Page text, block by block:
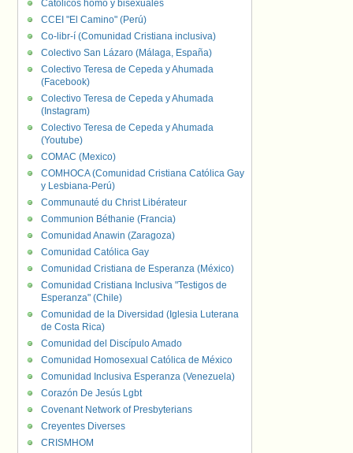
Católicos homo y bisexuales
CCEI "El Camino" (Perú)
Co-libr-í (Comunidad Cristiana inclusiva)
Colectivo San Lázaro (Málaga, España)
Colectivo Teresa de Cepeda y Ahumada
(Facebook)
Colectivo Teresa de Cepeda y Ahumada
(Instagram)
Colectivo Teresa de Cepeda y Ahumada
(Youtube)
COMAC (Mexico)
COMHOCA (Comunidad Cristiana Católica Gay
y Lesbiana-Perú)
Communauté du Christ Libérateur
Communion Béthanie (Francia)
Comunidad Anawin (Zaragoza)
Comunidad Católica Gay
Comunidad Cristiana de Esperanza (México)
Comunidad Cristiana Inclusiva "Testigos de
Esperanza" (Chile)
Comunidad de la Diversidad (Iglesia Luterana
de Costa Rica)
Comunidad del Discípulo Amado
Comunidad Homosexual Católica de México
Comunidad Inclusiva Esperanza (Venezuela)
Corazón De Jesús Lgbt
Covenant Network of Presbyterians
Creyentes Diverses
CRISMHOM